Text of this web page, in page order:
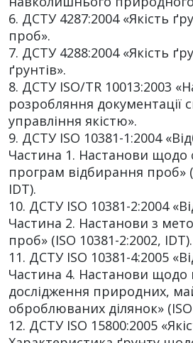
6. ДСТУ 4287:2004 «Якість
проб».
7. ДСТУ 4288:2004 «Якість
ґрунтів».
8. ДСТУ ISO/TR 10013:2003
розробляння документації
управління якістю».
9. ДСТУ ISO 10381-1:2004
Частина 1. Настанови щодо
програм відбирання проб»
IDT).
10. ДСТУ ISO 10381-2:2004
Частина 2. Настанови з
проб» (ISO 10381-2:2002, IDT).
11. ДСТУ ISO 10381-4:2005
Частина 4. Настанови щодо
дослідження природних,
оброблюваних ділянок»
12. ДСТУ ISO 15800:2005